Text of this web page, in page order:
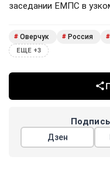
заседании ЕМПС в
# Оверчук # Россия #
ЕЩЕ +3
Дзен